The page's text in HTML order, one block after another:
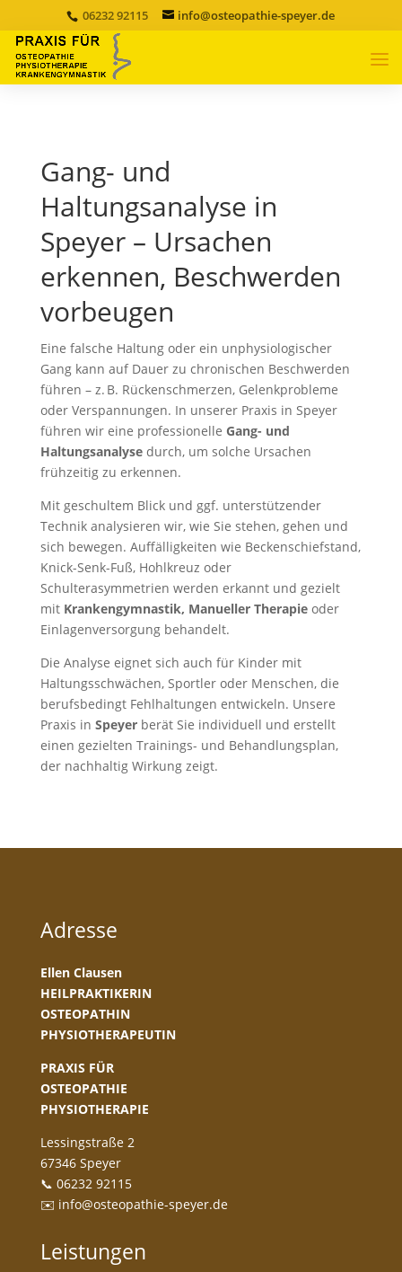
06232 92115 info@osteopathie-speyer.de
Gang- und
Haltungsanalyse in
Speyer – Ursachen
erkennen, Beschwerden
vorbeugen
Eine falsche Haltung oder ein unphysiologischer
Gang kann auf Dauer zu chronischen Beschwerden
führen – z. B. Rückenschmerzen, Gelenkprobleme
oder Verspannungen. In unserer Praxis in Speyer
führen wir eine professionelle Gang- und
Haltungsanalysedurch, um solche Ursachen
frühzeitig zu erkennen.
Mit geschultem Blick und ggf. unterstützender
Technik analysieren wir, wie Sie stehen, gehen und
sich bewegen. Auffälligkeiten wie Beckenschiefstand,
Knick-Senk-Fuß, Hohlkreuz oder
Schulterasymmetrien werden erkannt und gezielt
mit Krankengymnastik, Manueller Therapieoder
Einlagenversorgung behandelt.
Die Analyse eignet sich auch für Kinder mit
Haltungsschwächen, Sportler oder Menschen, die
berufsbedingt Fehlhaltungen entwickeln. Unsere
Praxis in Speyerberät Sie individuell und erstellt
einen gezielten Trainings- und Behandlungsplan,
der nachhaltig Wirkung zeigt.
Adresse
Ellen Clausen
HEILPRAKTIKERIN
OSTEOPATHIN
PHYSIOTHERAPEUTIN
PRAXIS FÜR
OSTEOPATHIE
PHYSIOTHERAPIE
Lessingstraße 2
67346 Speyer
📞 06232 92115
✉️ info@osteopathie-speyer.de
Leistungen